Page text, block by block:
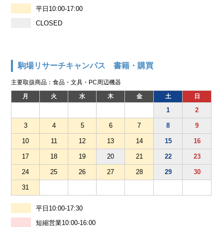
平日10:00-17:00
CLOSED
駒場リサーチキャンパス 書籍・購買
主要取扱商品：食品・文具・PC周辺機器
月 火 水 木 金 土 日
1 2
3 4 5 6 7 8 9
10 11 12 13 14 15 16
17 18 19 20 21 22 23
24 25 26 27 28 29 30
31
平日10:00-17:30
短縮営業10:00-16:00